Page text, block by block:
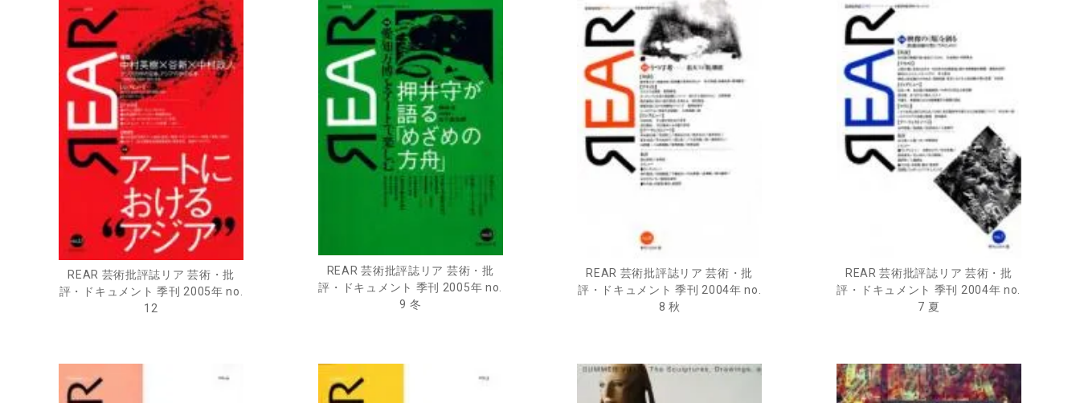
REAR 芸術批評誌リア 芸術・批
評・ドキュメント 季刊 2005年 no.
12
REAR 芸術批評誌リア 芸術・批
評・ドキュメント 季刊 2005年 no.
9 冬
REAR 芸術批評誌リア 芸術・批
評・ドキュメント 季刊 2004年 no.
8 秋
REAR 芸術批評誌リア 芸術・批
評・ドキュメント 季刊 2004年 no.
7 夏